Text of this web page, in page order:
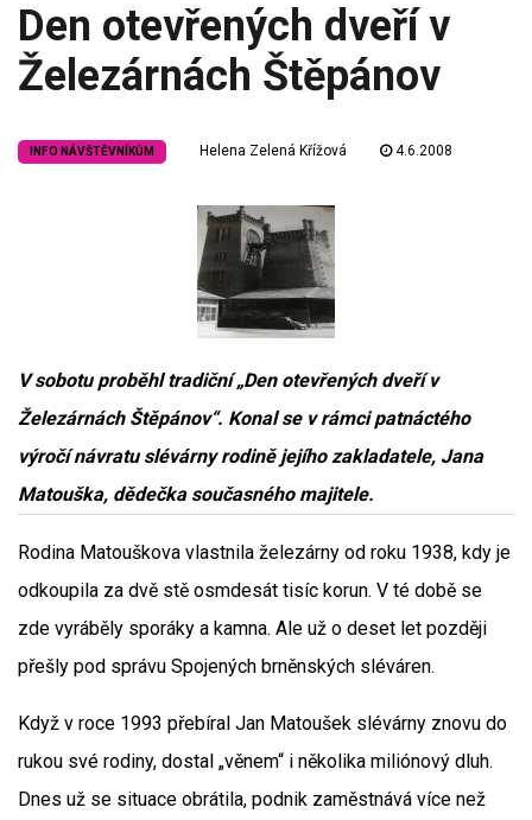
Den otevřených dveří v
Železárnách Štěpánov
INFO NÁVŠTĚVNÍKŮM Helena Zelená Křížová 4.6.2008
V sobotu proběhl tradiční „Den otevřených dveří v
Železárnách Štěpánov“. Konal se v rámci patnáctého
výročí návratu slévárny rodině jejího zakladatele, Jana
Matouška, dědečka současného majitele.
Rodina Matouškova vlastnila železárny od roku 1938, kdy je
odkoupila za dvě stě osmdesát tisíc korun. V té době se
zde vyráběly sporáky a kamna. Ale už o deset let později
přešly pod správu Spojených brněnských sléváren.
Když v roce 1993 přebíral Jan Matoušek slévárny znovu do
rukou své rodiny, dostal „věnem“ i několika miliónový dluh.
Dnes už se situace obrátila, podnik zaměstnává více než